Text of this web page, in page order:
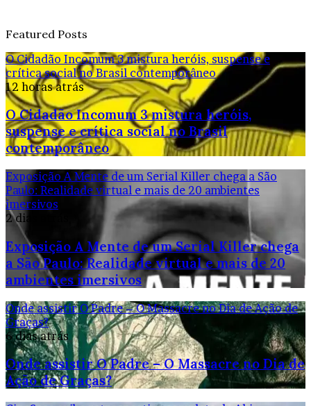
Featured Posts
O Cidadão Incomum 3 mistura heróis, suspense e
crítica social no Brasil contemporâneo
12 horas atrás
O Cidadão Incomum 3 mistura heróis,
suspense e crítica social no Brasil
contemporâneo
Exposição A Mente de um Serial Killer chega a São
Paulo: Realidade virtual e mais de 20 ambientes
imersivos
2 dias atrás
Exposição A Mente de um Serial Killer chega
a São Paulo: Realidade virtual e mais de 20
ambientes imersivos
Onde assistir O Padre – O Massacre no Dia de Ação de
Graças?
6 dias atrás
Onde assistir O Padre – O Massacre no Dia de
Ação de Graças?